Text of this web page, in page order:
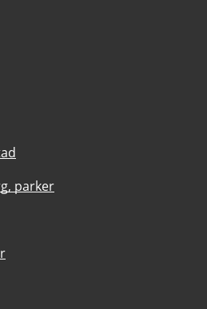
parker